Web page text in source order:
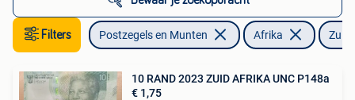
Filters Postzegels en Munten Afrika
10 RAND 2023 ZUID AFRIKA UNC P148a
€ 1,75